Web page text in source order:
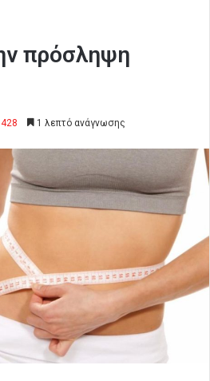
πρόσληψη
428 1 λεπτό ανάγνωσης